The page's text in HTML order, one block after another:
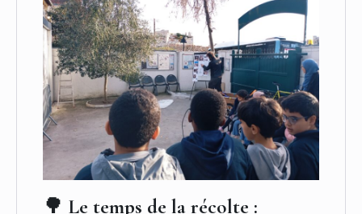
🌳 Le temps de la récolte :